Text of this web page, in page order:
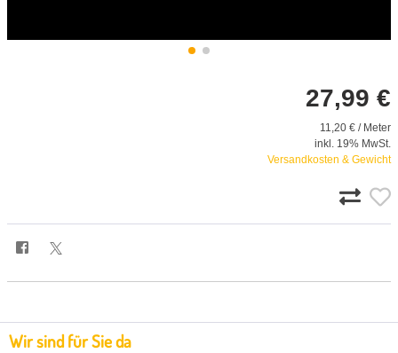
27,99 €
11,20 € / Meter
inkl. 19% MwSt.
Versandkosten & Gewicht
Wir sind für Sie da